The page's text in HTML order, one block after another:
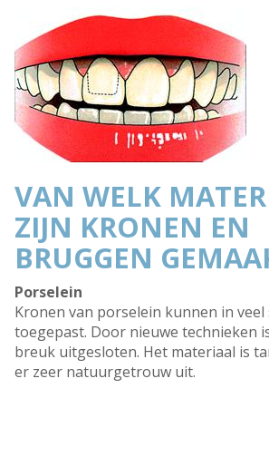
VAN WELK
ZIJN KRONEN EN
BRUGGEN
Porselein
Kronen van porselein kunnen in
toegepast. Door nieuwe technieken
breuk uitgesloten. Het materiaal is
er zeer natuurgetrouw uit.